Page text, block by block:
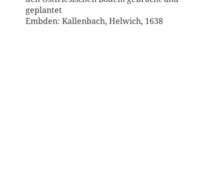
geplantet
Embden: Kallenbach, Helwich, 1638